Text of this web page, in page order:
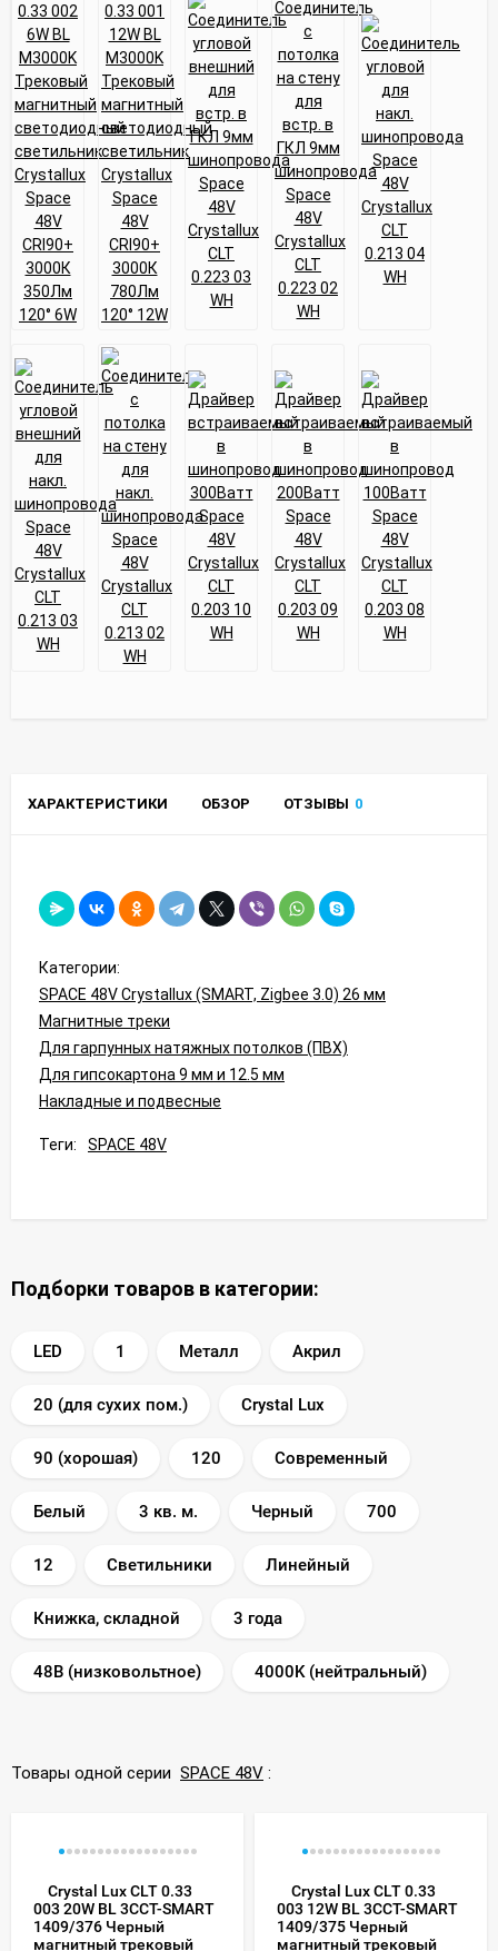
ХАРАКТЕРИСТИКИ ОБЗОР ОТЗЫВЫ 0
Категории:
SPACE 48V Crystallux (SMART, Zigbee 3.0) 26 мм
Магнитные треки
Для гарпунных натяжных потолков (ПВХ)
Для гипсокартона 9 мм и 12.5 мм
Накладные и подвесные
Теги: SPACE 48V
Подборки товаров в категории:
LED 1 Металл Акрил
20 (для сухих пом.) Crystal Lux
90 (хорошая) 120 Современный
Белый 3 кв. м. Черный 700
12 Светильники Линейный
Книжка, складной 3 года
48В (низковольтное) 4000K (нейтральный)
Товары одной серии SPACE 48V :
Crystal Lux CLT 0.33
003 20W BL 3CCT-SMART
1409/376 Черный
магнитный трековый
Crystal Lux CLT 0.33
003 12W BL 3CCT-SMART
1409/375 Черный
магнитный трековый